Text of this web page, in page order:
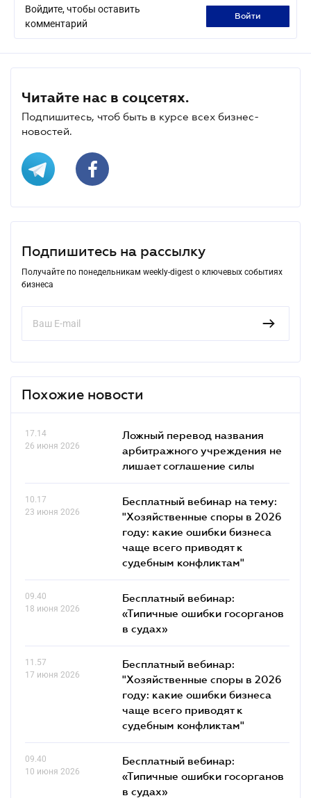
Войдите, чтобы оставить
комментарий
войти
Читайте нас в соцсетях.
Подпишитесь, чтоб быть в курсе всех бизнес-
новостей.
Подпишитесь на рассылку
Получайте по понедельникам weekly-digest о ключевых событиях
бизнеса
Похожие новости
17.14
26 июня 2026
Ложный перевод названия
арбитражного учреждения не
лишает соглашение силы
10.17
23 июня 2026
Бесплатный вебинар на тему:
"Хозяйственные споры в 2026
году: какие ошибки бизнеса
чаще всего приводят к
судебным конфликтам"
09.40
18 июня 2026
Бесплатный вебинар:
«Типичные ошибки госорганов
в судах»
11.57
17 июня 2026
Бесплатный вебинар:
"Хозяйственные споры в 2026
году: какие ошибки бизнеса
чаще всего приводят к
судебным конфликтам"
09.40
10 июня 2026
Бесплатный вебинар:
«Типичные ошибки госорганов
в судах»